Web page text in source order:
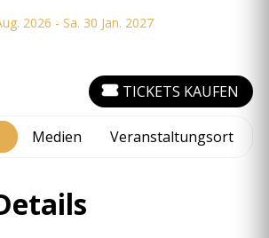
2026 - Sa. 30 Jan. 2027
Medien Veranstaltungsort
TICKETS KAUFEN